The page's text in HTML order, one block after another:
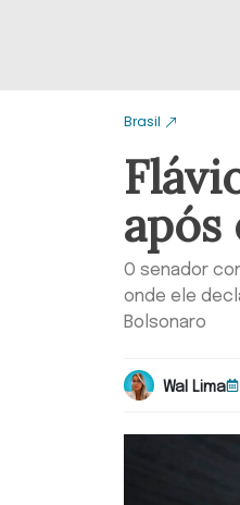
Brasil
O senador
onde ele
Bolsonaro
Wal Lima